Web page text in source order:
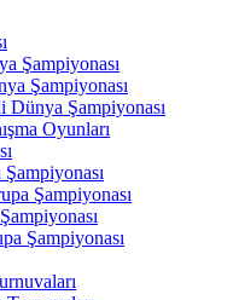
Şampiyonası
Şampiyonası
Dünya Şampiyonası
Oyunları
Şampiyonası
Şampiyonası